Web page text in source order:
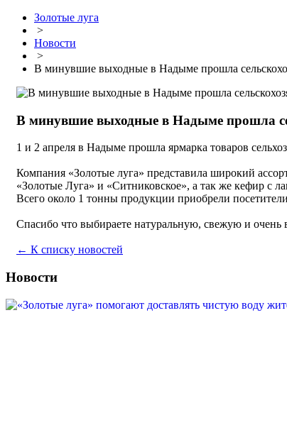
Золотые луга
>
Новости
>
В минувшие выходные в Надыме прошла
В минувшие выходные в Надыме прошла
1 и 2 апреля в Надыме прошла ярмарка товаров
Компания «Золотые луга» представила широкий
«Золотые Луга» и «Ситниковское», а так же кефир с
Всего около 1 тонны продукции приобрели
Спасибо что выбираете натуральную, свежую и
← К списку новостей
Новости